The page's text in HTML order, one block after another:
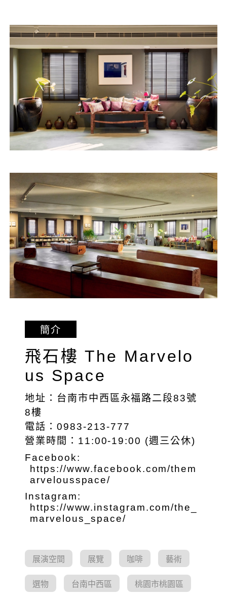
簡介
飛石樓 The Marvelo
us Space
地址：台南市中西區永福路二段83號
8樓
電話：0983-213-777
營業時間：11:00-19:00 (週三公休)
Facebook:
https://www.facebook.com/them
arvelousspace/
Instagram:
https://www.instagram.com/the_
marvelous_space/
展演空間 展覽 咖啡 藝術
選物 台南中西區 桃園市桃園區